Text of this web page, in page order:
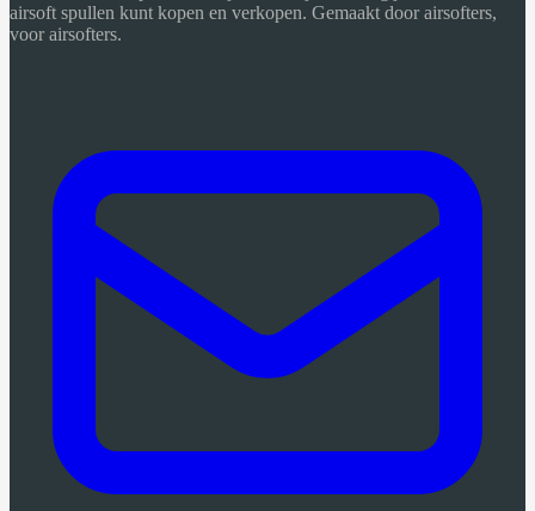
airsoft spullen kunt kopen en verkopen. Gemaakt door airsofters,
voor airsofters.